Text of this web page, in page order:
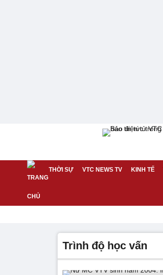
THỜI SỰ VTC NEWS TV KINH TẾ
trình độ học vấn